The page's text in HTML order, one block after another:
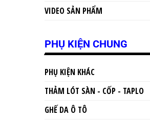
VIDEO SẢN PHẨM
PHỤ KIỆN CHUNG
PHỤ KIỆN KHÁC
THẢM LÓT SÀN - CỐP - TAPLO
GHẾ DA Ô TÔ